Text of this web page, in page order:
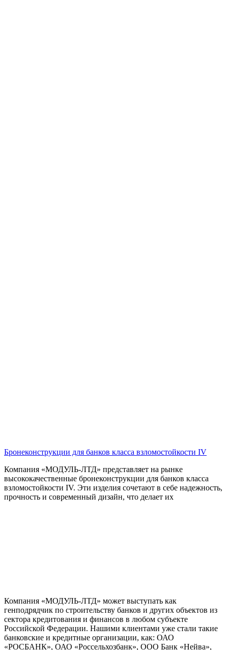
Бронеконструкции для банков класса взломостойкости IV
Компания «МОДУЛЬ-ЛТД» представляет на рынке
высококачественные бронеконструкции для банков класса
взломостойкости IV. Эти изделия сочетают в себе надежность,
прочность и современный дизайн, что делает их
Компания «МОДУЛЬ-ЛТД» может выступать как
генподрядчик по строительству банков и других объектов из
сектора кредитования и финансов в любом субъекте
Российской Федерации. Нашими клиентами уже стали такие
банковские и кредитные организации, как: ОАО
«РОСБАНК», ОАО «Россельхозбанк», ООО Банк «Нейва»,